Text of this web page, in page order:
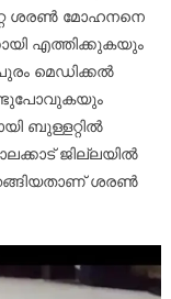
ശരൺ മോഹനനെ
എത്തിക്കുകയും
മെഡിക്കൽ
ബുള്ളറ്റിൽ
ജില്ലയിൽ
ശരൺ